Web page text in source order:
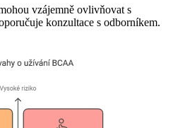
vzájemně ovlivňovat s
konzultace s odborníkem.